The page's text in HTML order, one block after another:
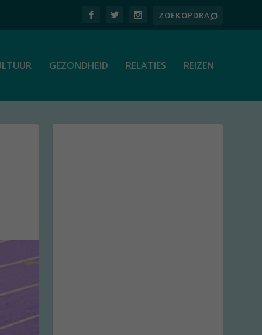
GEZONDHEID RELATIES REIZEN